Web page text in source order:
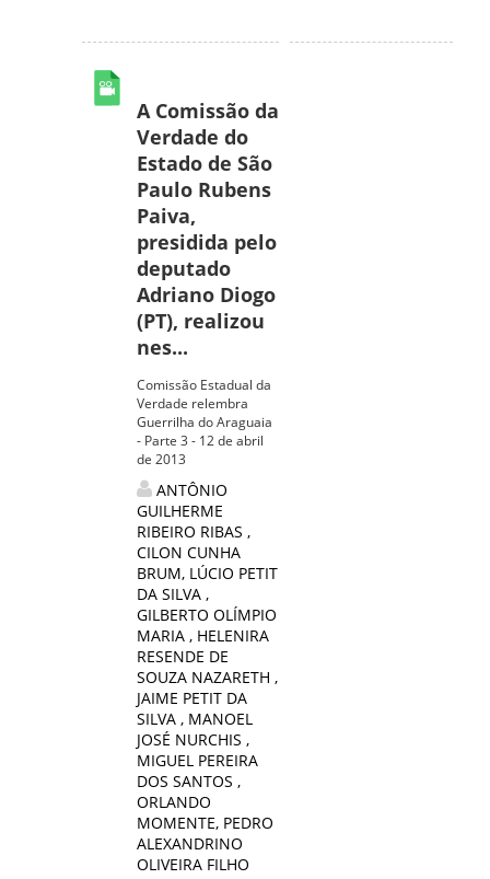
A Comissão da
Verdade do
Estado de São
Paulo Rubens
Paiva,
presidida pelo
deputado
Adriano Diogo
(PT), realizou
nes...
Comissão Estadual da
Verdade relembra
Guerrilha do Araguaia
- Parte 3 - 12 de abril
de 2013
ANTÔNIO
GUILHERME
RIBEIRO RIBAS ,
CILON CUNHA
BRUM, LÚCIO PETIT
DA SILVA ,
GILBERTO OLÍMPIO
MARIA , HELENIRA
RESENDE DE
SOUZA NAZARETH ,
JAIME PETIT DA
SILVA , MANOEL
JOSÉ NURCHIS ,
MIGUEL PEREIRA
DOS SANTOS ,
ORLANDO
MOMENTE, PEDRO
ALEXANDRINO
OLIVEIRA FILHO